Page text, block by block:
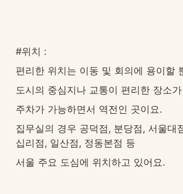
#위치 :
편리한 위치는 이동 및 회의에 용이할
도시의 중심지나 교통이 편리한 장소
주차가 가능하면서 역전인 곳이요.
집무실의 경우 공덕점, 분당점, 서울대
십리점, 일산점, 정동본점 등
서울 주요 도심에 위치하고 있어요.